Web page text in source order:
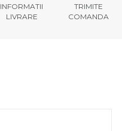
INFORMATII
LIVRARE
TRIMITE
COMANDA